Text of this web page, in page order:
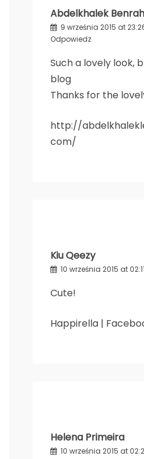
Abdelkhalek
9 września 2015 at
Odpowiedz
Such a lovely look,
blog
Thanks for the
http://
com/
Kiu Qeezy
10 września 2015 at
Cute!
Happirella |
Helena Primeira
10 września 2015 at